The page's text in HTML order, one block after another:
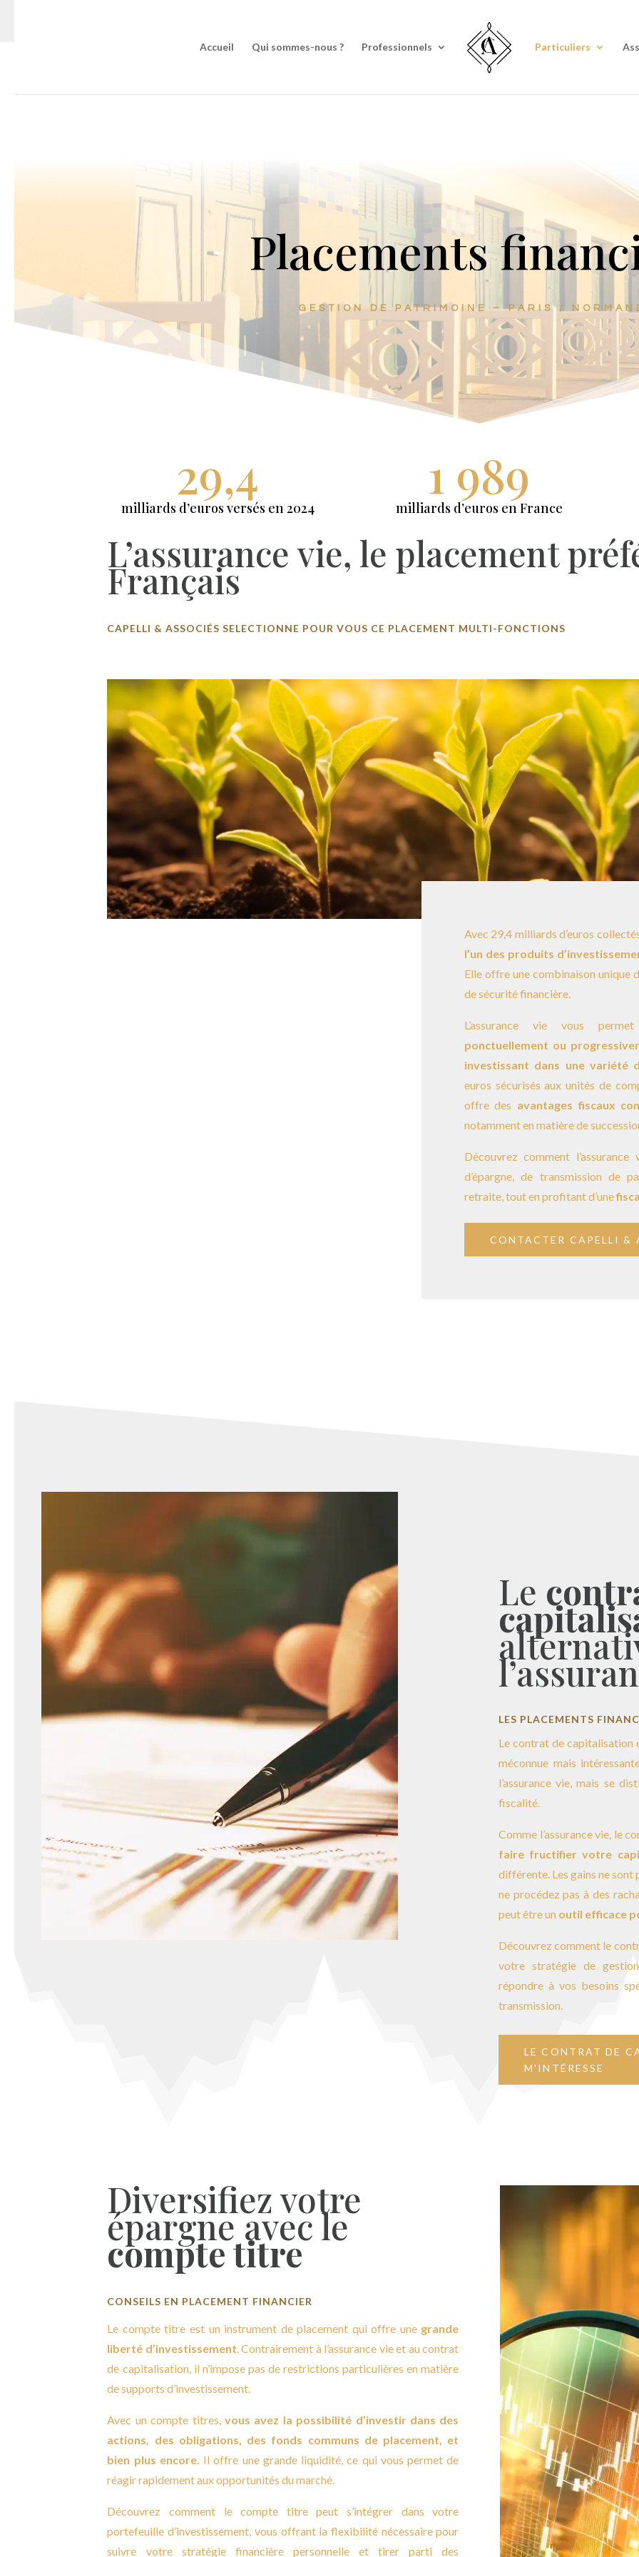
Accueil Qui sommes-nous ? Professionnels Particuliers
Placements
GESTION DE PATRIMOINE – PARIS /
29,4
milliards d’euros versés en 2024
1 989
milliards d’euros en France
L’assurance vie, le placement
Français
CAPELLI & ASSOCIÉS SELECTIONNE POUR VOUS CE PLACEMENT MULTI-FONCTIONS
Avec 29,4 milliards d’euros
l’un des produits
Elle offre une combinaison unique
de sécurité financière.
L’assurance vie vous
ponctuellement ou
investissant dans une variété
euros sécurisés aux unités de
offre des avantages fiscaux
notamment en matière de
Découvrez comment
d’épargne, de transmission de
retraite, tout en profitant d’une
CONTACTER CAPELLI &
Le
LES PLACEMENTS
Le contrat de capitalisation
méconnue mais
l’assurance vie, mais se
fiscalité.
Comme l’assurance vie, le
faire fructifier votre
différente. Les gains ne sont
ne procédez pas à des
peut être un outil efficace
Découvrez comment le
votre stratégie de
répondre à vos besoins
transmission.
LE CONTRAT DE
M'INTÉRESSE
Diversifiez votre
épargne avec le
compte titre
CONSEILS EN PLACEMENT FINANCIER
Le compte titre est un instrument de placement qui offre unegrande
liberté d’investissement . Contrairement à l’assurance vie et au contrat
de capitalisation, il n’impose pas de restrictions particulières en matière
de supports d’investissement.
Avec un compte titres, vous avez la possibilité d’investir dans des
actions, des obligations, des fonds communs de placement, et
bien plus encore. Il offre une grande liquidité, ce qui vous permet de
réagir rapidement aux opportunités du marché.
Découvrez comment le compte titre peut s’intégrer dans votre
portefeuille d’investissement, vous offrant la flexibilité nécessaire pour
suivre votre stratégie financière personnelle et tirer parti des
Répondez à notre quiz pour le savoir